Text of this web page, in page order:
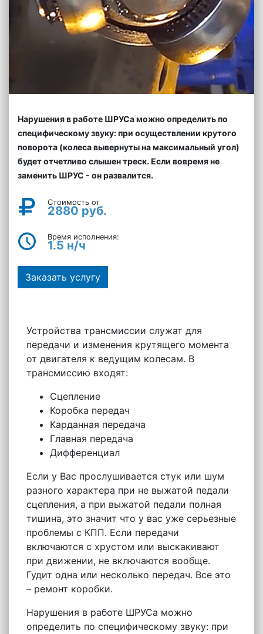
Нарушения в работе ШРУСа можно определить по
специфическому звуку: при осуществлении крутого
поворота (колеса вывернуты на максимальный угол)
будет отчетливо слышен треск. Если вовремя не
заменить ШРУС - он развалится.
Стоимость от
2880 руб.
Время исполнения:
1.5 н/ч
Заказать услугу
Устройства трансмиссии служат для
передачи и изменения крутящего момента
от двигателя к ведущим колесам. В
трансмиссию входят:
Сцепление
Коробка передач
Карданная передача
Главная передача
Дифференциал
Если у Вас прослушивается стук или шум
разного характера при не выжатой педали
сцепления, а при выжатой педали полная
тишина, это значит что у вас уже серьезные
проблемы с КПП. Если передачи
включаются с хрустом или выскакивают
при движении, не включаются вообще.
Гудит одна или несколько передач. Все это
– ремонт коробки.
Нарушения в работе ШРУСа можно
определить по специфическому звуку: при